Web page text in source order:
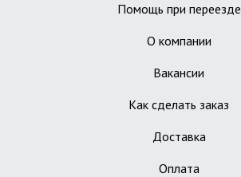
Помощь при переезде
О компании
Вакансии
Как сделать заказ
Доставка
Оплата